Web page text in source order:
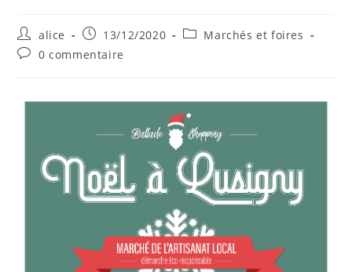
Auteur/autrice
de
la
alice
Publication
publiée :
13/12/2020
PostMarchés et foires
Commentaires
publication :
0 commentaire